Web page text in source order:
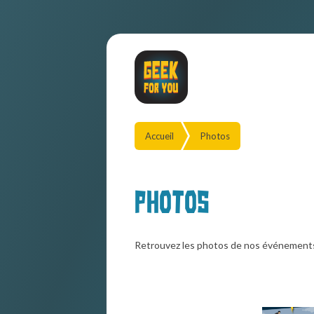
Accueil Photos
Photos
Retrouvez les photos de nos